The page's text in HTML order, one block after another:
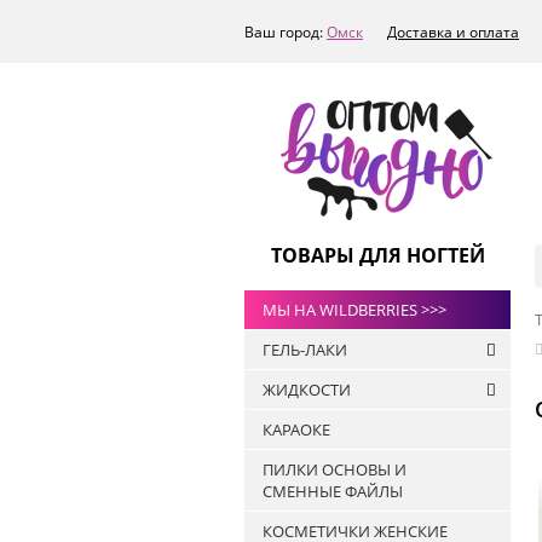
Ваш город:Омск Доставка и оплата
ТОВАРЫ ДЛЯ НОГТЕЙ
МЫ НА WILDBERRIES >>>
ГЕЛЬ-ЛАКИ
ТОПЫ
ART-A
БАЗЫ
ПРАЙМЕРЫ
ЖИДКОСТИ
Жидкости для
обезжиривания ногтей и
снятия липкого слоя
КАРАОКЕ
ПИЛКИ ОСНОВЫ И
СМЕННЫЕ ФАЙЛЫ
КОСМЕТИЧКИ ЖЕНСКИЕ